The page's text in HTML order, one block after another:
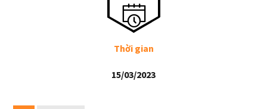
Thời gian
15/03/2023